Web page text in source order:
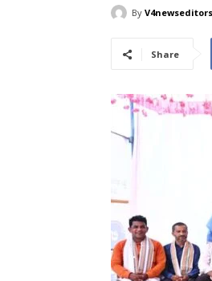
By V4newseditors
Share